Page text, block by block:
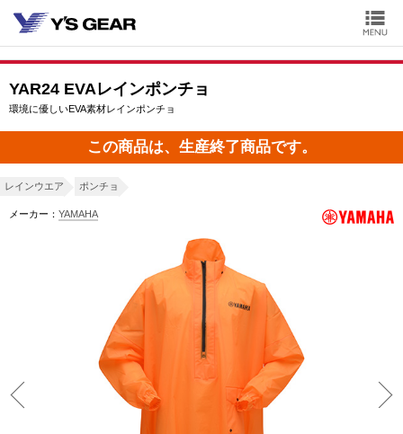
YAR24 EVAレインポンチョ
環境に優しいEVA素材レインポンチョ
この商品は、生産終了商品です。
レインウエア ポンチョ
メーカー： YAMAHA